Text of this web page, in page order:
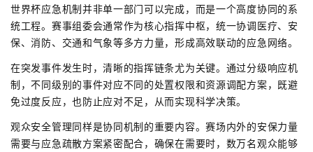
世界杯应急机制并非单一部门可以完成，而是一个高度协同的系
统工程。赛事组委会通常作为核心指挥中枢，统一协调医疗、安
保、消防、交通和气象等多方力量，形成高效联动的应急网络。
在突发事件发生时，清晰的指挥链条尤为关键。通过分级响应机
制，不同级别的事件对应不同的处置权限和资源调配方案，既避
免过度反应，也防止应对不足，从而实现科学决策。
观众安全管理同样是协同机制的重要内容。赛场内外的安保力量
需要与应急疏散方案紧密配合，确保在需要时，数万名观众能够